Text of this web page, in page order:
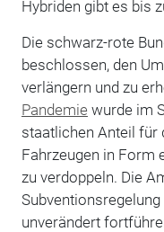
Hybriden gibt es bis
Die schwarz-rote
beschlossen, den
verlängern und zu
Pandemie wurde im
staatlichen Anteil für
Fahrzeugen in Form
zu verdoppeln. Die
unverändert